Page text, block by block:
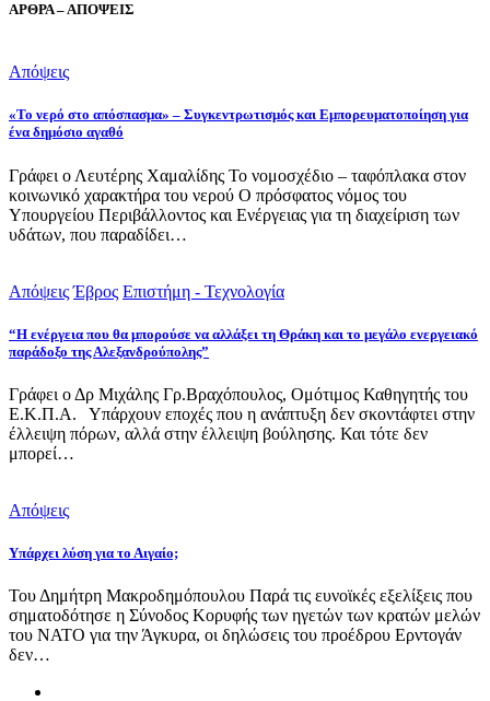
ΑΡΘΡΑ – ΑΠΟΨΕΙΣ
Απόψεις
«Το νερό στο απόσπασμα» – Συγκεντρωτισμός και Εμπορευματοποίηση για
ένα δημόσιο αγαθό
Γράφει ο Λευτέρης Χαμαλίδης Το νομοσχέδιο – ταφόπλακα στον
κοινωνικό χαρακτήρα του νερού Ο πρόσφατος νόμος του
Υπουργείου Περιβάλλοντος και Ενέργειας για τη διαχείριση των
υδάτων, που παραδίδει…
Απόψεις Έβρος Επιστήμη - Τεχνολογία
“Η ενέργεια που θα μπορούσε να αλλάξει τη Θράκη και το μεγάλο ενεργειακό
παράδοξο της Αλεξανδρούπολης”
Γράφει ο Δρ Μιχάλης Γρ.Βραχόπουλος, Ομότιμος Καθηγητής του
Ε.Κ.Π.Α. Υπάρχουν εποχές που η ανάπτυξη δεν σκοντάφτει στην
έλλειψη πόρων, αλλά στην έλλειψη βούλησης. Και τότε δεν
μπορεί…
Απόψεις
Υπάρχει λύση για το Αιγαίο;
Του Δημήτρη Μακροδημόπουλου Παρά τις ευνοϊκές εξελίξεις που
σηματοδότησε η Σύνοδος Κορυφής των ηγετών των κρατών μελών
του ΝΑΤΟ για την Άγκυρα, οι δηλώσεις του προέδρου Ερντογάν
δεν…